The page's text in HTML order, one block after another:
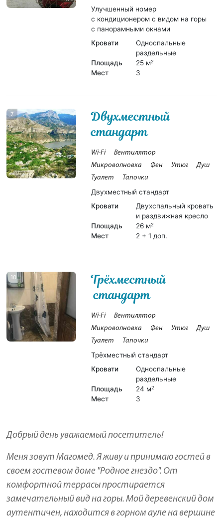
Улучшенный номер
с кондиционером с видом на горы
с панорамными окнами
Кровати
Односпальные
раздельные
Площадь
25 м2
Мест 3
7
Двухместный
стандарт
Wi-Fi
Вентилятор
Микроволновка
Фен Утюг
Душ
Туалет
Тапочки
Двухместный стандарт
Кровати
Двухспальный кровать
и раздвижная кресло
Площадь
26 м2
Мест 2 + 1 доп.
10
Трёхместный
стандарт
Wi-Fi
Вентилятор
Микроволновка
Фен Утюг
Душ
Туалет
Тапочки
Трёхместный стандарт
Кровати
Односпальные
раздельные
Площадь
24 м2
Мест 3
Добрый день уважаемый посетитель!
Меня зовут Магомед. Я живу и принимаю гостей в
своем гостевом доме "Родное гнездо". От
комфортной террасы простирается
замечательный вид на горы. Мой деревенский дом
аутентичен, находится в горном ауле на вершине